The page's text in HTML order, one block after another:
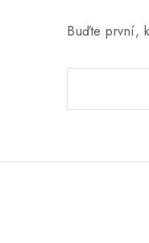
Buďte první,